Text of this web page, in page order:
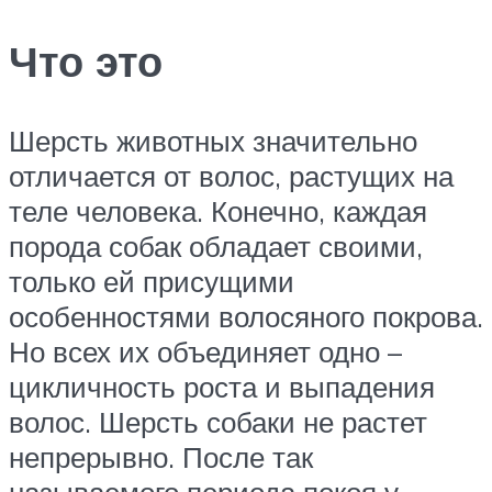
Что это
Шерсть животных значительно
отличается от волос, растущих на
теле человека. Конечно, каждая
порода собак обладает своими,
только ей присущими
особенностями волосяного покрова.
Но всех их объединяет одно –
цикличность роста и выпадения
волос. Шерсть собаки не растет
непрерывно. После так